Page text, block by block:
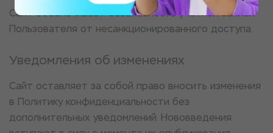
Сайт обеспечивает безопасность учетной записи
Пользователя от несанкционированного доступа.
Уведомления об изменениях
Сайт оставляет за собой право вносить изменения
в Политику конфиденциальности без
дополнительных уведомлений. Нововведения